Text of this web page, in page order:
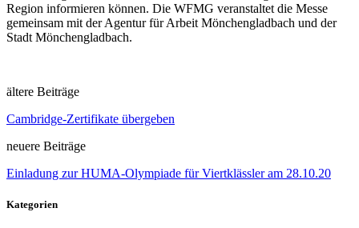
Region informieren können. Die WFMG veranstaltet die Messe
gemeinsam mit der Agentur für Arbeit Mönchengladbach und der
Stadt Mönchengladbach.
ältere Beiträge
Cambridge-Zertifikate übergeben
neuere Beiträge
Einladung zur HUMA-Olympiade für Viertklässler am 28.10.20
Kategorien